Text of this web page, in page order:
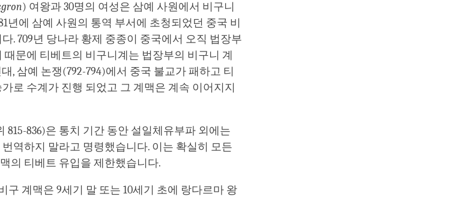
) 여왕과 30명의 여성은 삼예 사원에서 비구니
년에 삼예 사원의 통역 부서에 초청되었던 중국 비
. 709년 당나라 황제 중종이 중국에서 오직 법장부
문에 티베트의 비구니계는 법장부의 비구니 계
, 삼예 논쟁(792-794)에서 중국 불교가 패하고 티
로 수계가 진행 되었고 그 계맥은 계속 이어지지
815-836)은 통치 기간 동안 설일체유부파 외에는
역하지 말라고 명령했습니다. 이는 확실히 모든
의 티베트 유입을 제한했습니다.
구 계맥은 9세기 말 또는 10세기 초에 랑다르마 왕